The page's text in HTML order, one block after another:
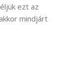
ezt az
mindjárt